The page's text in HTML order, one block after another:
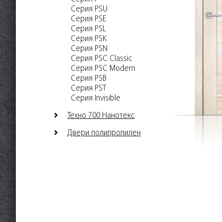
Серия PSU
Серия PSE
Серия PSL
Серия PSK
Серия PSN
Серия PSC Classic
Серия PSC Modern
Серия PSB
Серия PST
Серия Invisible
Техно 700 Нанотекс
Двери полипропилен